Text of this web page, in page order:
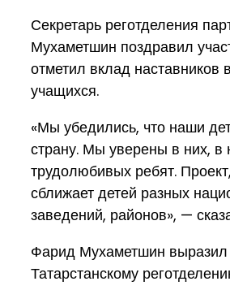
Секретарь реготделения
Мухаметшин поздравил
отметил вклад наставников
учащихся.
«Мы убедились, что наши
страну. Мы уверены в них,
трудолюбивых ребят.
сближает детей разных
заведений, районов», —
Фарид Мухаметшин выразил
Татарстанскому